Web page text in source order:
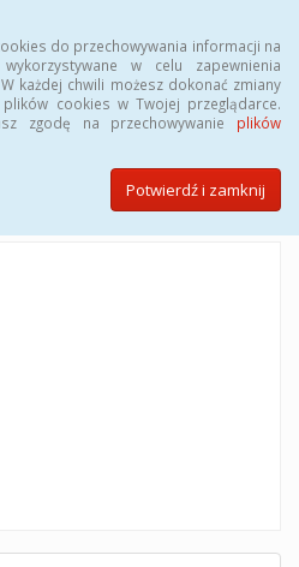
do przechowywania informacji na
w celu zapewnienia
każdej chwili możesz dokonać zmiany
cookies w Twojej przeglądarce.
zgodę na przechowywanie plików
Potwierdź i zamknij
PUBLICZNEJ
Miasta Opola